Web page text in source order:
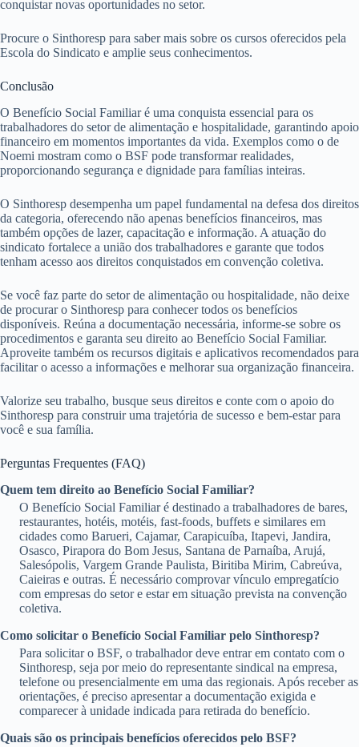
conquistar novas oportunidades no setor.
Procure o Sinthoresp para saber mais sobre os cursos oferecidos pela
Escola do Sindicato e amplie seus conhecimentos.
Conclusão
O Benefício Social Familiar é uma conquista essencial para os
trabalhadores do setor de alimentação e hospitalidade, garantindo apoio
financeiro em momentos importantes da vida. Exemplos como o de
Noemi mostram como o BSF pode transformar realidades,
proporcionando segurança e dignidade para famílias inteiras.
O Sinthoresp desempenha um papel fundamental na defesa dos direitos
da categoria, oferecendo não apenas benefícios financeiros, mas
também opções de lazer, capacitação e informação. A atuação do
sindicato fortalece a união dos trabalhadores e garante que todos
tenham acesso aos direitos conquistados em convenção coletiva.
Se você faz parte do setor de alimentação ou hospitalidade, não deixe
de procurar o Sinthoresp para conhecer todos os benefícios
disponíveis. Reúna a documentação necessária, informe-se sobre os
procedimentos e garanta seu direito ao Benefício Social Familiar.
Aproveite também os recursos digitais e aplicativos recomendados para
facilitar o acesso a informações e melhorar sua organização financeira.
Valorize seu trabalho, busque seus direitos e conte com o apoio do
Sinthoresp para construir uma trajetória de sucesso e bem-estar para
você e sua família.
Perguntas Frequentes (FAQ)
Quem tem direito ao Benefício Social Familiar?
O Benefício Social Familiar é destinado a trabalhadores de bares,
restaurantes, hotéis, motéis, fast-foods, buffets e similares em
cidades como Barueri, Cajamar, Carapicuíba, Itapevi, Jandira,
Osasco, Pirapora do Bom Jesus, Santana de Parnaíba, Arujá,
Salesópolis, Vargem Grande Paulista, Biritiba Mirim, Cabreúva,
Caieiras e outras. É necessário comprovar vínculo empregatício
com empresas do setor e estar em situação prevista na convenção
coletiva.
Como solicitar o Benefício Social Familiar pelo Sinthoresp?
Para solicitar o BSF, o trabalhador deve entrar em contato com o
Sinthoresp, seja por meio do representante sindical na empresa,
telefone ou presencialmente em uma das regionais. Após receber as
orientações, é preciso apresentar a documentação exigida e
comparecer à unidade indicada para retirada do benefício.
Quais são os principais benefícios oferecidos pelo BSF?